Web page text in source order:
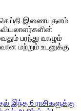
செய்தி இணையதளம்
பரந்து வாழும்
மற்றும் உடனுக்கு